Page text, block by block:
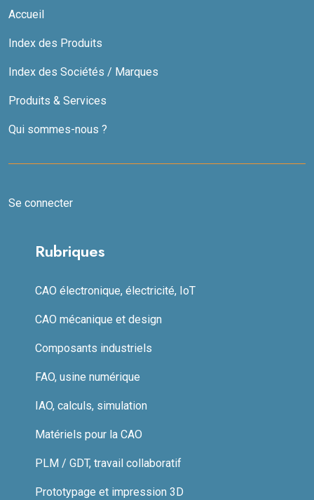
Accueil
Index des Produits
Index des Sociétés / Marques
Produits & Services
Qui sommes-nous ?
Se connecter
Rubriques
CAO électronique, électricité, IoT
CAO mécanique et design
Composants industriels
FAO, usine numérique
IAO, calculs, simulation
Matériels pour la CAO
PLM / GDT, travail collaboratif
Prototypage et impression 3D